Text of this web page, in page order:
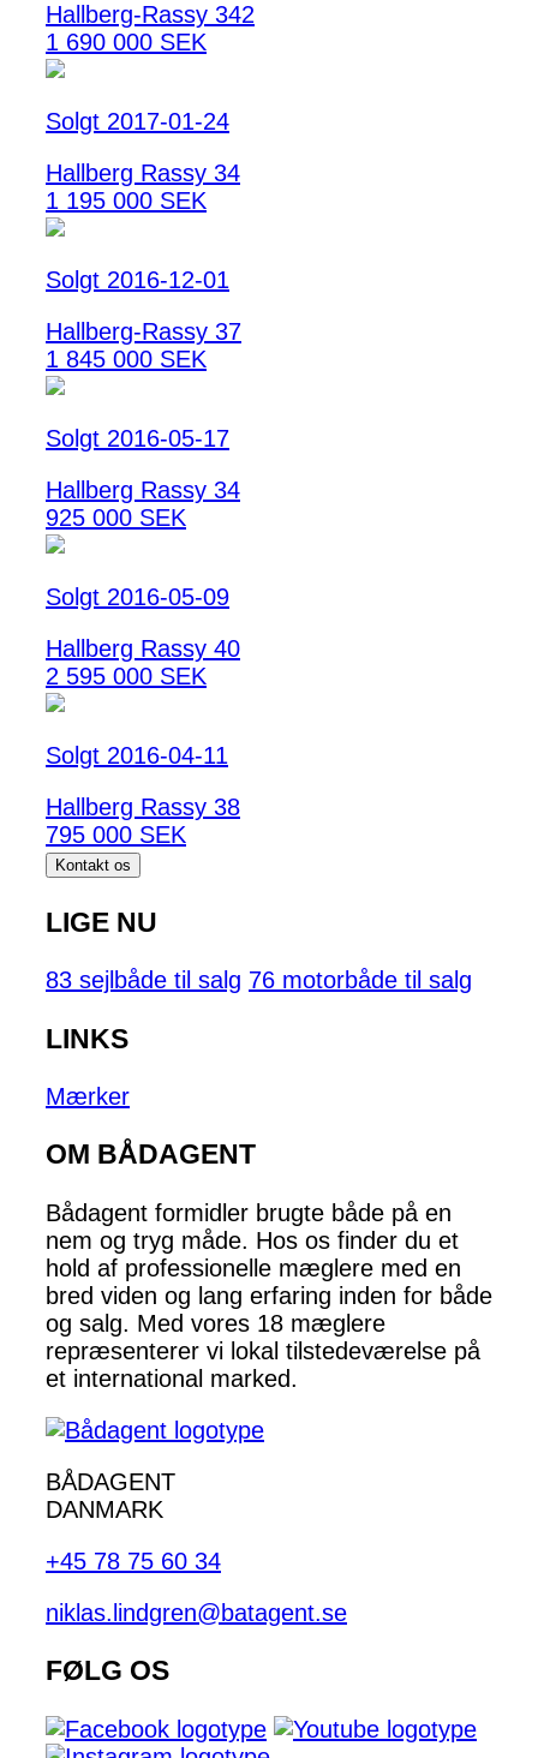
Hallberg-Rassy 342
1 690 000 SEK
Solgt 2017-01-24
Hallberg Rassy 34
1 195 000 SEK
Solgt 2016-12-01
Hallberg-Rassy 37
1 845 000 SEK
Solgt 2016-05-17
Hallberg Rassy 34
925 000 SEK
Solgt 2016-05-09
Hallberg Rassy 40
2 595 000 SEK
Solgt 2016-04-11
Hallberg Rassy 38
795 000 SEK
Kontakt os
LIGE NU
83 sejlbåde til salg 76 motorbåde til salg
LINKS
Mærker
OM BÅDAGENT
Bådagent formidler brugte både på en
nem og tryg måde. Hos os finder du et
hold af professionelle mæglere med en
bred viden og lang erfaring inden for både
og salg. Med vores 18 mæglere
repræsenterer vi lokal tilstedeværelse på
et international marked.
BÅDAGENT
DANMARK
+45 78 75 60 34
niklas.lindgren@batagent.se
FØLG OS